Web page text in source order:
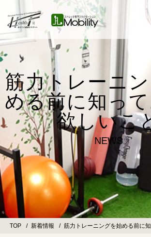
筋力トレーニ
める前に知っ
欲しいこ
NEWS
TOP 新着情報 筋力トレーニングを始める前に